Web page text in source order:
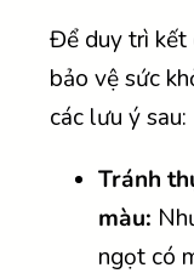
Để duy trì kết
bảo vệ sức
các lưu ý sau:
Tránh
màu:
ngọt có